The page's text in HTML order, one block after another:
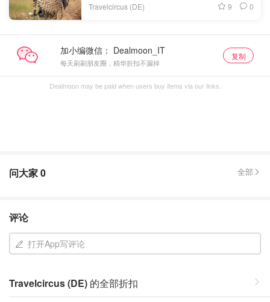
Travelcircus (DE) 9 0
加小编微信：
每天刷刷朋友圈，精华折扣不漏掉
复制
Dealmoon may be paid when users buy items via our links.
问大家0 全部
评论
打开App写评论
Travelcircus (DE) 的全部折扣